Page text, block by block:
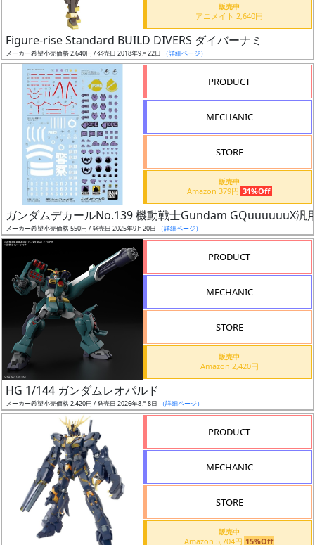
ー
ズ・
況
売
む
前
抽
選
販売中
アニメイト 2,640円
Figure-rise Standard BUILD DIVERS ダイバーナミ
メーカー希望小売価格 2,640円 / 発売日 2018年9月22日 （詳細ページ）
PRODUCT
MECHANIC
STORE
販売中
Amazon 379円 31%Off
ガンダムデカールNo.139 機動戦士Gundam GQuuuuuuX汎
メーカー希望小売価格 550円 / 発売日 2025年9月20日 （詳細ページ）
PRODUCT
MECHANIC
STORE
販売中
Amazon 2,420円
HG 1/144 ガンダムレオパルド
メーカー希望小売価格 2,420円 / 発売日 2026年8月8日 （詳細ページ）
PRODUCT
MECHANIC
STORE
販売中
Amazon 5,704円 15%Off